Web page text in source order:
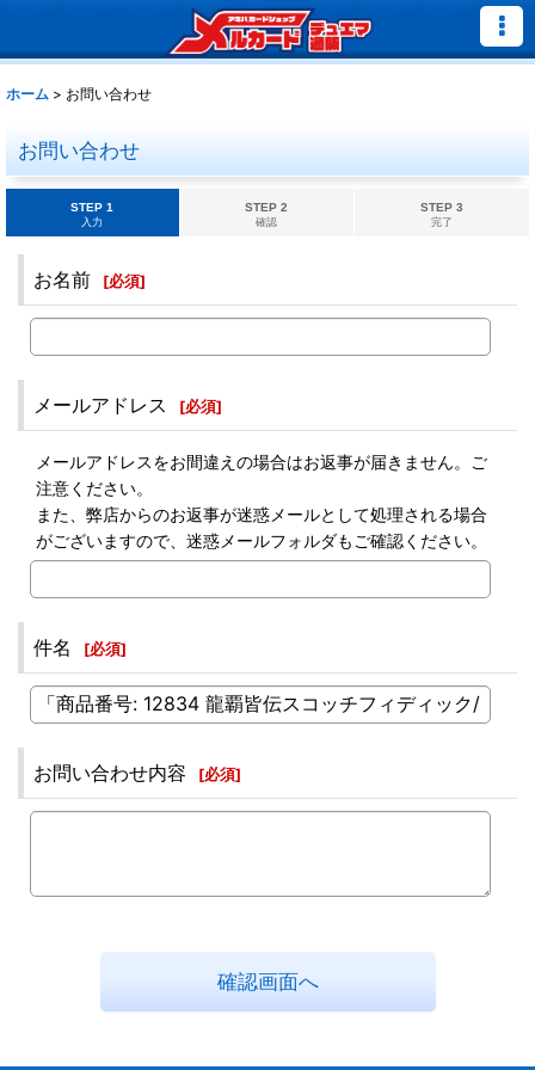
ホーム > お問い合わせ
お問い合わせ
STEP 1
入力
STEP 2
確認
STEP 3
完了
お名前 [必須]
メールアドレス [必須]
メールアドレスをお間違えの場合はお返事が届きません。ご
注意ください。
また、弊店からのお返事が迷惑メールとして処理される場合
がございますので、迷惑メールフォルダもご確認ください。
件名 [必須]
お問い合わせ内容 [必須]
確認画面へ